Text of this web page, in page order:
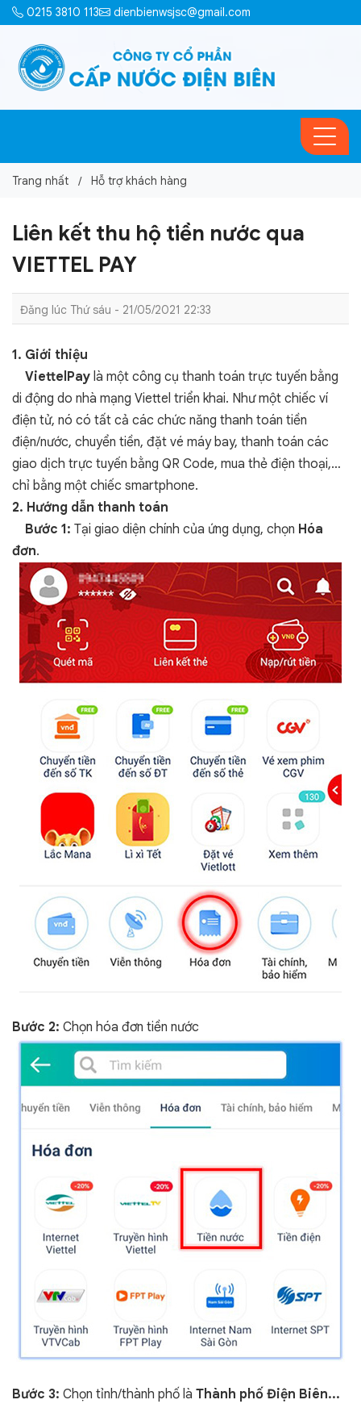
0215 3810 113 dienbienwsjsc@gmail.com
Trang nhất Hỗ trợ khách hàng
Liên kết thu hộ tiền nước qua
VIETTEL PAY
Đăng lúc Thứ sáu - 21/05/2021 22:33
1. Giới thiệu
ViettelPay là một công cụ thanh toán trực tuyến bằng
di động do nhà mạng Viettel triển khai. Như một chiếc ví
điện tử, nó có tất cả các chức năng thanh toán tiền
điện/nước, chuyển tiền, đặt vé máy bay, thanh toán các
giao dịch trực tuyến bằng QR Code, mua thẻ điện thoại,…
chỉ bằng một chiếc smartphone.
2. Hướng dẫn thanh toán
Bước 1: Tại giao diện chính của ứng dụng, chọn Hóa
đơn.
Bước 2: Chọn hóa đơn tiền nước
Bước 3: Chọn tỉnh/thành phố là Thành phố Điện Biên...